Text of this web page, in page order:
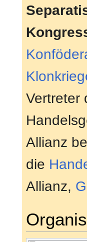
Vertreter
Allianz
die
Allianz,